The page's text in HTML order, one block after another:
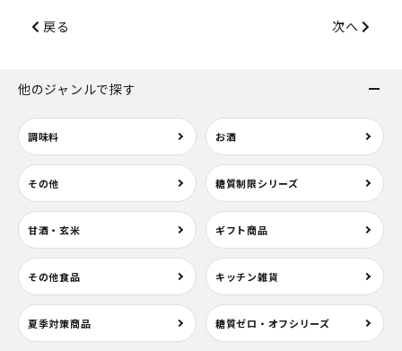
戻る 次へ
他のジャンルで探す
調味料 お酒
その他 糖質制限シリーズ
甘酒・玄米 ギフト商品
その他食品 キッチン雑貨
夏季対策商品 糖質ゼロ・オフシリーズ